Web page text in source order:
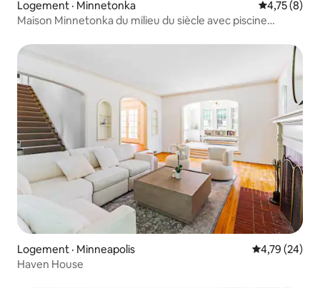
Logement · Minnetonka Note
4,75 (8)
Maison Minnetonka du milieu du siècle avec piscine
Logement · Minneapolis Note
4,79 (24)
Haven House